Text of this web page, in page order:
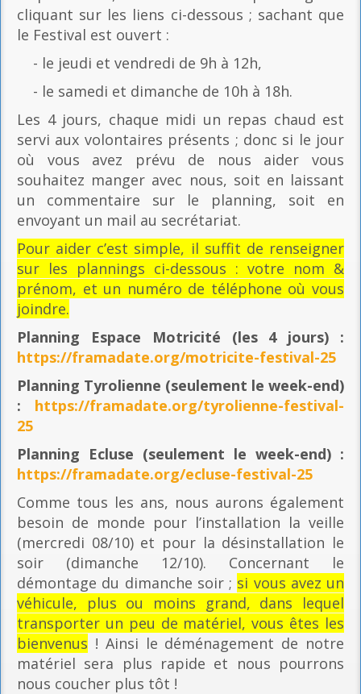
cliquant sur les liens ci-dessous ; sachant que
le Festival est ouvert :
- le jeudi et vendredi de 9h à 12h,
- le samedi et dimanche de 10h à 18h.
Les 4 jours, chaque midi un repas chaud est
servi aux volontaires présents ; donc si le jour
où vous avez prévu de nous aider vous
souhaitez manger avec nous, soit en laissant
un commentaire sur le planning, soit en
envoyant un mail au secrétariat.
Pour aider c’est simple, il suffit de renseigner
sur les plannings ci-dessous : votre nom &
prénom, et un numéro de téléphone où vous
joindre.
Planning Espace Motricité (les 4 jours) :
https://framadate.org/motricite-festival-25
Planning Tyrolienne (seulement le week-end)
: https://framadate.org/tyrolienne-festival-
25
Planning Ecluse (seulement le week-end) :
https://framadate.org/ecluse-festival-25
Comme tous les ans, nous aurons également
besoin de monde pour l’installation la veille
(mercredi 08/10) et pour la désinstallation le
soir (dimanche 12/10). Concernant le
démontage du dimanche soir ; si vous avez un
véhicule, plus ou moins grand, dans lequel
transporter un peu de matériel, vous êtes les
bienvenus ! Ainsi le déménagement de notre
matériel sera plus rapide et nous pourrons
nous coucher plus tôt !